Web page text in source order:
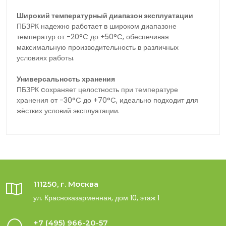
Широкий температурный диапазон эксплуатации
ПБЗРК надежно работает в широком диапазоне
температур от -20°C до +50°C, обеспечивая
максимальную производительность в различных
условиях работы.
Универсальность хранения
ПБЗРК cохраняет целостность при температуре
хранения от -30°C до +70°C, идеально подходит для
жёстких условий эксплуатации.
111250, г. Москва
ул. Красноказарменная, дом 10, этаж 1
+7 (495) 966-20-57